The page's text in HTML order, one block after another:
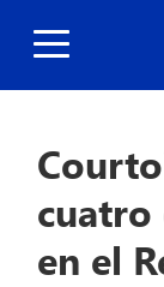
cuatro
en el